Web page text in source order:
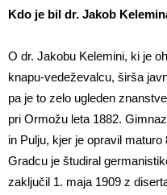
Kdo je bil dr. Jakob
O dr. Jakobu Kelemini, ki je
knapu-vedeževalcu, širša
pa je to zelo ugleden
pri Ormožu leta 1882.
in Pulju, kjer je opravil
Gradcu je študiral
zaključil 1. maja 1909 z